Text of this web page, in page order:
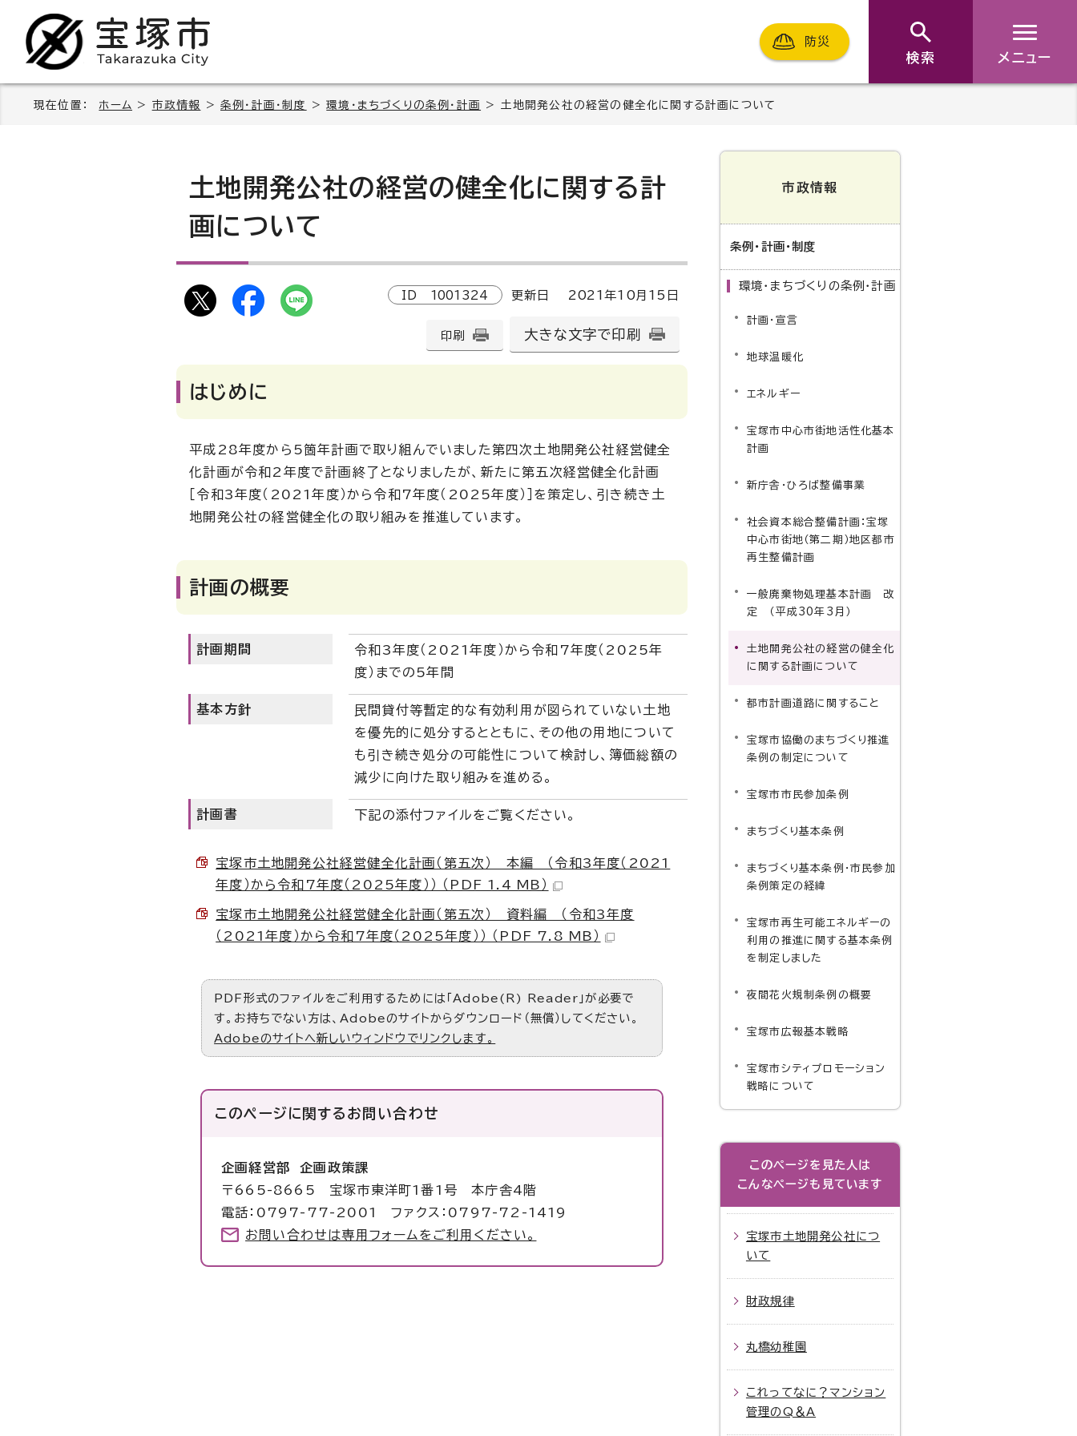
防災
検索 メニュー
現在位置： ホーム > 市政情報 >条例・計画・制度 >環境・まちづくりの条例・計画 > 土地開発公社の経営の健全化に関する計画について
土地開発公社の経営の健全化に関する計
画について
ID 1001324 更新日 2021年10 月 15 日
印刷 大きな文字で印刷
はじめに
平成28年度から5箇年計画で取り組んでいました第四次土地開発公社経営健全
化計画が令和2年度で計画終了となりましたが、新たに第五次経営健全化計画
［令和3年度（2021年度）から令和7年度（2025年度）］を策定し、引き続き土
地開発公社の経営健全化の取り組みを推進しています。
計画の概要
計画期間
令和3年度（2021年度）から令和7年度（2025年
度）までの5年間
基本方針
民間貸付等暫定的な有効利用が図られていない土地
を優先的に処分するとともに、その他の用地について
も引き続き処分の可能性について検討し、簿価総額の
減少に向けた取り組みを進める。
計画書 下記の添付ファイルをご覧ください。
宝塚市土地開発公社経営健全化計画（第五次） 本編 （令和3年度（2021
年度）から令和7年度（2025年度）） （PDF 1.4 MB）
宝塚市土地開発公社経営健全化計画（第五次） 資料編 （令和3年度
（2021年度）から令和7年度（2025年度）） （PDF 7.8 MB）
PDF形式のファイルをご利用するためには「Adobe(R) Reader」が必要で
す。お持ちでない方は、Adobeのサイトからダウンロード（無償）してください。
Adobeのサイトへ新しいウィンドウでリンクします。
このページに関する お問い合わせ
企画経営部 企画政策課
〒665-8665 宝塚市東洋町1番1号 本庁舎4階
電話：0797-77-2001 ファクス：0797-72-1419
お問い合わせは専用フォームをご利用ください。
市政情報
条例・計画・制度
環境・まちづくりの条例・計画
計画・宣言
地球温暖化
エネルギー
宝塚市中心市街地活性化基本
計画
新庁舎・ひろば整備事業
社会資本総合整備計画：宝塚
中心市街地（第二期）地区都市
再生整備計画
一般廃棄物処理基本計画 改
定 （平成30年3月）
土地開発公社の経営の健全化
に関する計画について
都市計画道路に関すること
宝塚市協働のまちづくり推進
条例の制定について
宝塚市市民参加条例
まちづくり基本条例
まちづくり基本条例・市民参加
条例策定の経緯
宝塚市再生可能エネルギーの
利用の推進に関する基本条例
を制定しました
夜間花火規制条例の概要
宝塚市広報基本戦略
宝塚市シティプロモーション
戦略について
このページを見た人は
こんなページも見ています
宝塚市土地開発公社につ
いて
財政規律
丸橋幼稚園
これってなに？マンション
管理のQ＆A